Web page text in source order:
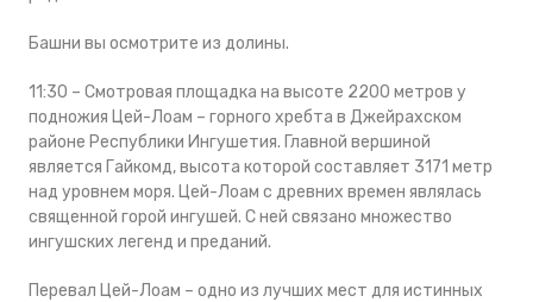
Башни вы осмотрите из долины.
11:30 – Смотровая площадка на высоте 2200 метров у
подножия Цей-Лоам – горного хребта в Джейрахском
районе Республики Ингушетия. Главной вершиной
является Гайкомд, высота которой составляет 3171 метр
над уровнем моря. Цей-Лоам с древних времен являлась
священной горой ингушей. С ней связано множество
ингушских легенд и преданий.
Перевал Цей-Лоам – одно из лучших мест для истинных